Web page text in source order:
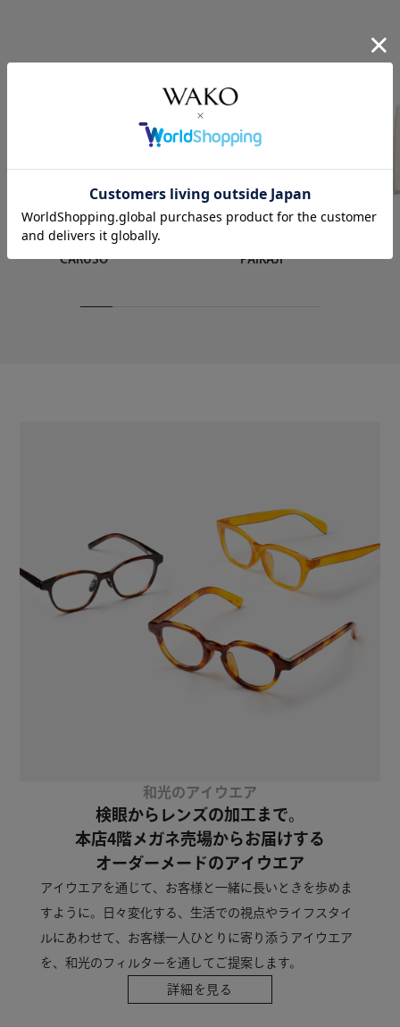
CARUSO PAIKAJI
和光のアイウエア
検眼からレンズの加工まで。
本店4階メガネ売場からお届けする
オーダーメードのアイウエア
アイウエアを通じて、お客様と一緒に長いときを歩めま
すように。日々変化する、生活での視点やライフスタイ
ルにあわせて、お客様一人ひとりに寄り添うアイウエア
を、和光のフィルターを通してご提案します。
詳細を見る